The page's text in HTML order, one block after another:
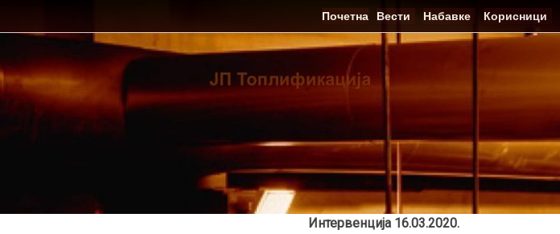
to ЈП Топлификација Почетна Вести Набавке Корисници
Интервенција 16.03.2020.